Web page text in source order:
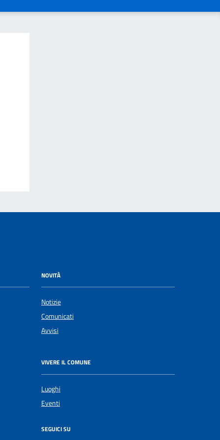
NOVITÀ
Notizie
Comunicati
Avvisi
VIVERE IL COMUNE
Luoghi
Eventi
SEGUICI SU